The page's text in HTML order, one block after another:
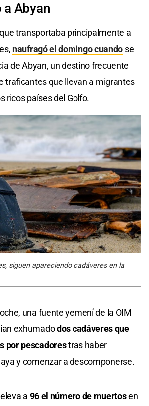
a Abyan
transportaba principalmente a
naufragó el domingo cuando se
de Abyan, un destino frecuente
traficantes que llevan a migrantes
ricos países del Golfo.
siguen apareciendo cadáveres en la
una fuente yemení de la OIM
exhumadodos cadáveres que
por pescadorestras haber
y comenzar a descomponerse.
a 96 el número de muertosen